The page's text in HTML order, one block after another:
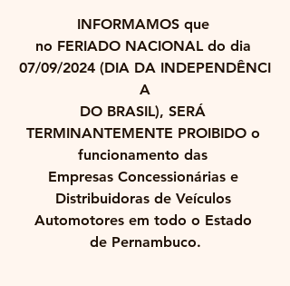
INFORMAMOS que
no FERIADO NACIONAL do dia
07/09/2024 (DIA DA INDEPENDÊNCI
A
DO BRASIL), SERÁ
TERMINANTEMENTE PROIBIDO o
funcionamento das
Empresas Concessionárias e
Distribuidoras de Veículos
Automotores em todo o Estado
de Pernambuco.